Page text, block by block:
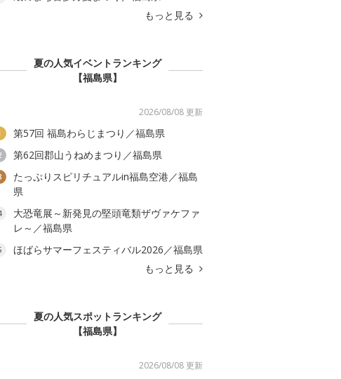
もっと見る
夏の人気イベントランキング
【福島県】
2026/08/08 更新
第57回 福島わらじまつり／福島県
第62回郡山うねめまつり／福島県
たっぷりスピリチュアルin福島空港／福島
県
大恐竜展～新発見の堅頭竜類ザヴァケファ
レ～／福島県
ほばらサマーフェスティバル2026／福島県
もっと見る
夏の人気スポットランキング
【福島県】
2026/08/08 更新